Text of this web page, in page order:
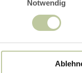
Notwendig